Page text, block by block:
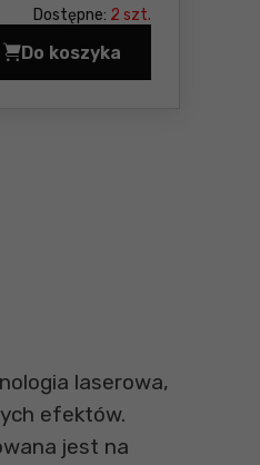
Dostępne: 2 szt.
Do koszyka
Dalmierz laserowy
laserowa,
efektów.
jest na